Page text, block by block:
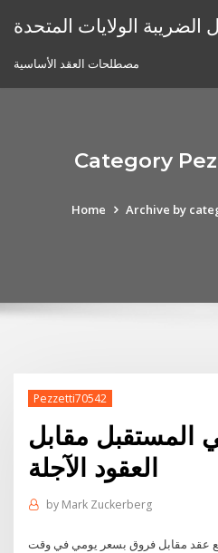
الضريبة الولايات المتحدة
مصطلحات العقد الأساسية
Category
Home Archive by
Pezzetti70542
المستقبل مقابل
العقود الآجلة
by Mark Zuckerberg
عقد مقابل فروق بسعر يومي في وقت